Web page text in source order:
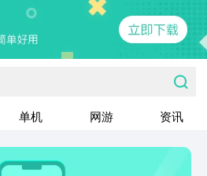
单机 网游 资讯